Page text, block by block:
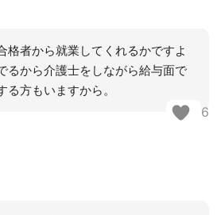
格者から就業してくれるかですよ
るから介護士をしながら給与面で
方もいますから。
6